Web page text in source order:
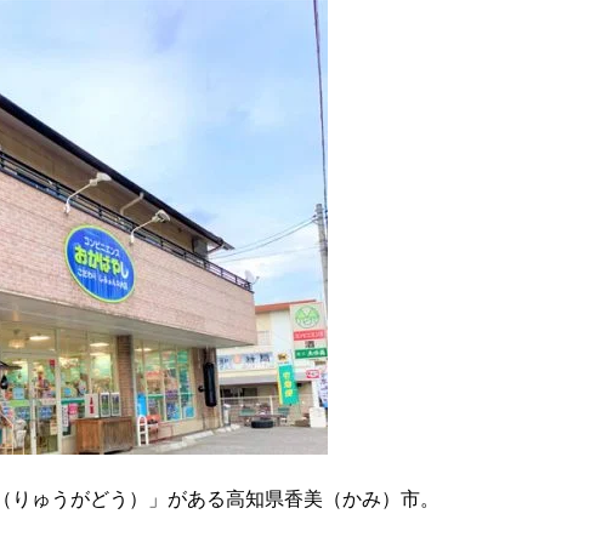
りゅうがどう）」がある高知県香美（かみ）市。